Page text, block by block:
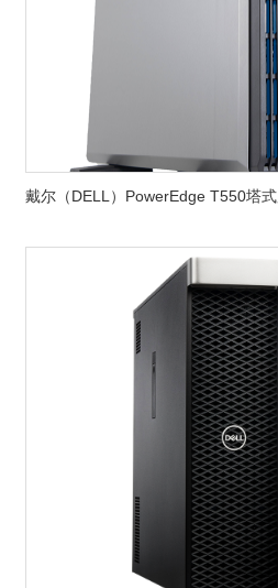
戴尔（DELL）PowerEdge T550塔